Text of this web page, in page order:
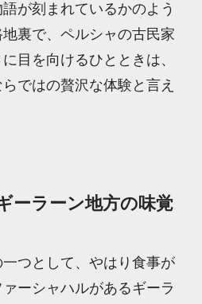
が刻まれているかのよう
裏で、ペルシャの古民家
目を向けるひとときは、
ではの贅沢な体験と言え
ーラーン地方の味覚
つとして、やはり食事が
ーシャハルがあるギーラ